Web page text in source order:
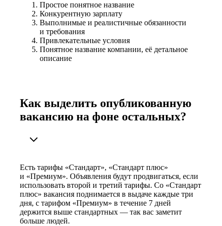
Простое понятное название
Конкурентную зарплату
Выполнимые и реалистичные обязанности
и требования
Привлекательные условия
Понятное название компании, её детальное
описание
Как выделить опубликованную
вакансию на фоне остальных?
Есть тарифы «Стандарт», «Стандарт плюс»
и «Премиум». Объявления будут продвигаться, если
использовать второй и третий тарифы. Со «Стандарт
плюс» вакансия поднимается в выдаче каждые три
дня, с тарифом «Премиум» в течение 7 дней
держится выше стандартных — так вас заметит
больше людей.